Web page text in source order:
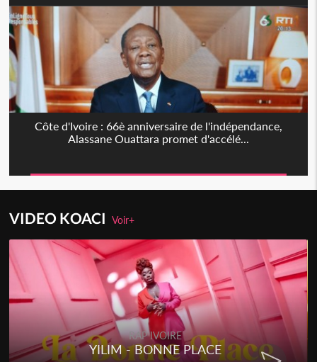
Côte d'Ivoire : 66è anniversaire de l'indépendance,
Alassane Ouattara promet d'accélé...
VIDEO KOACIVoir+
RAP IVOIRE
RENARD BARAKISSA -